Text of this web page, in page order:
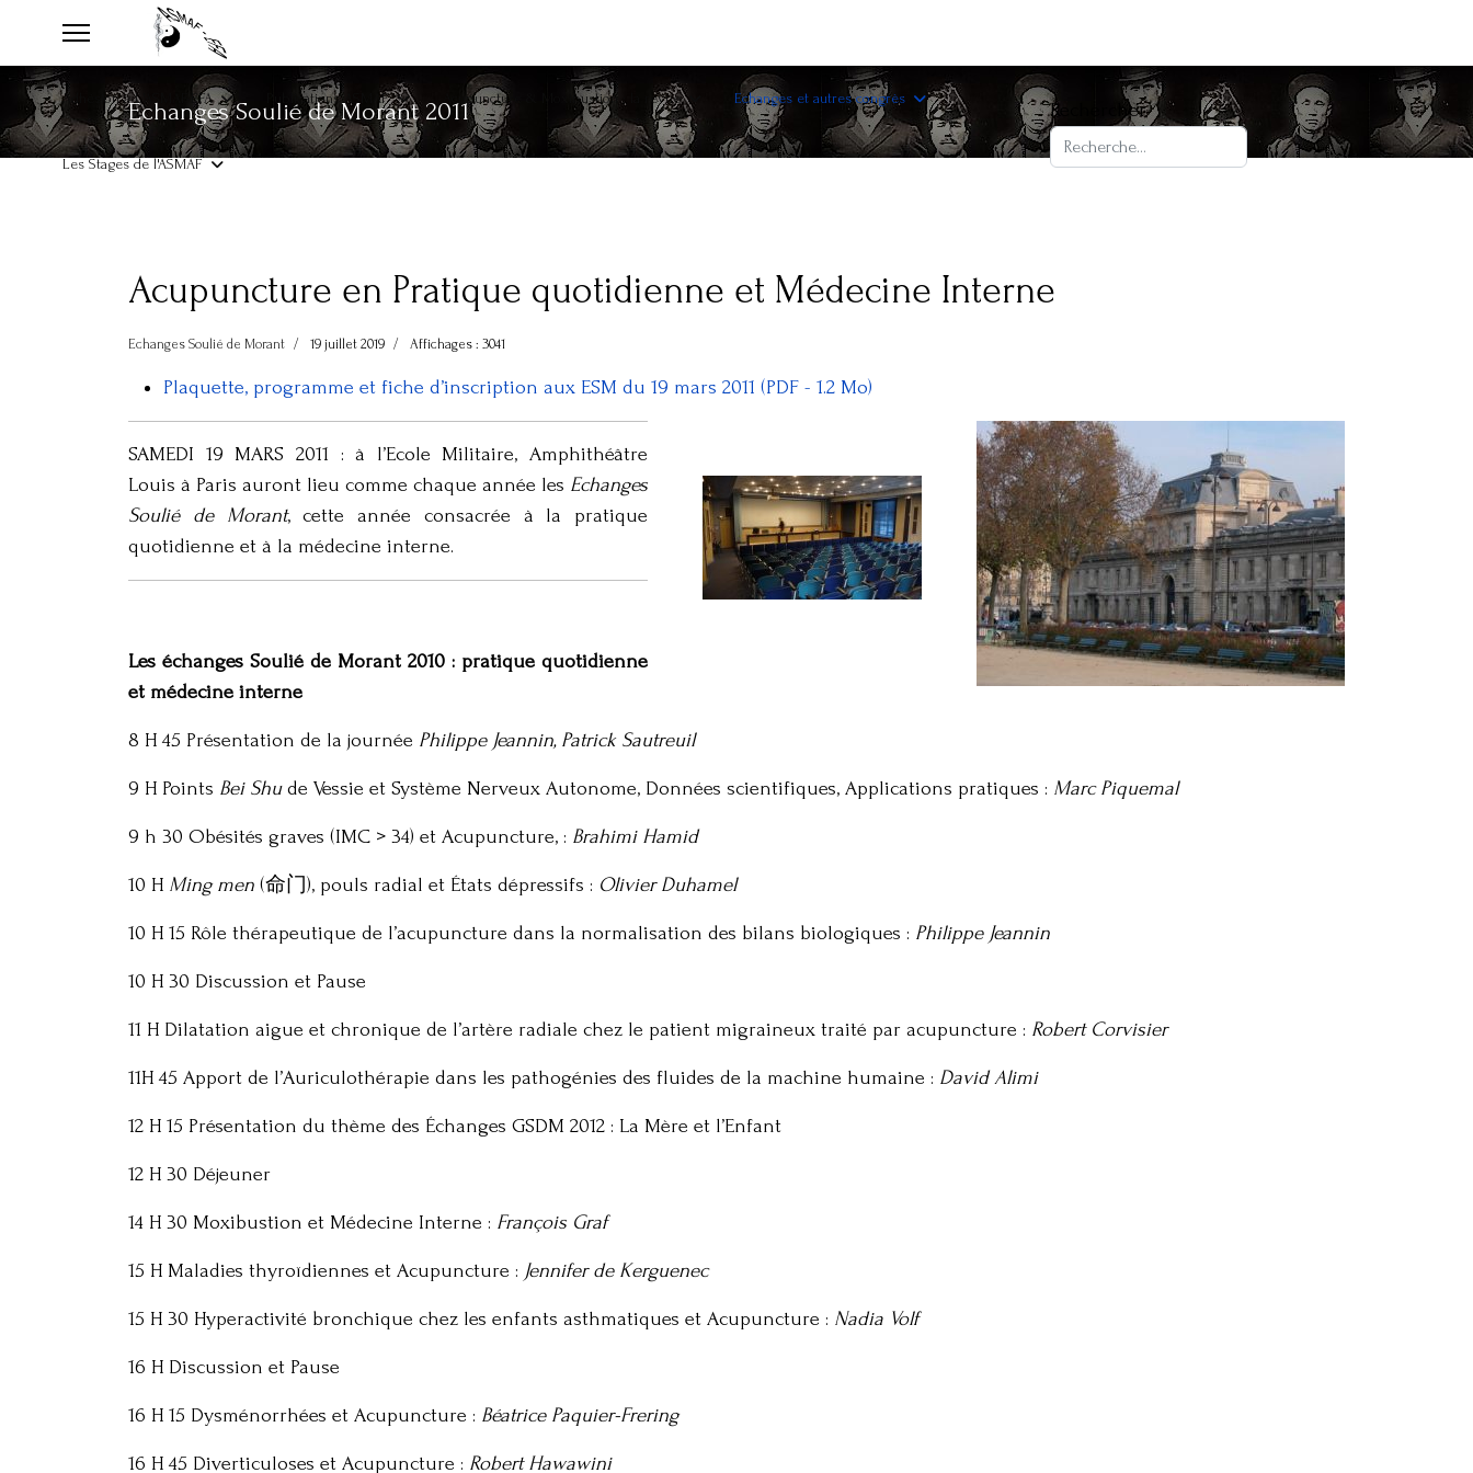
Adhésion à L'ASMAF-EFA Publications ASMAF Acupuncture & Moxibustion : la revue Echanges et autres congrès
Les Stages de l'ASMAF
Rechercher
Echanges Soulié de Morant 2011
Acupuncture en Pratique quotidienne et Médecine Interne
Echanges Soulié de Morant 19 juillet 2019 Affichages : 3041
Plaquette, programme et fiche d’inscription aux ESM du 19 mars 2011 (PDF - 1.2 Mo)
SAMEDI 19 MARS 2011 : à l’Ecole Militaire, Amphithéâtre
Louis à Paris auront lieu comme chaque année les Echanges
Soulié de Morant, cette année consacrée à la pratique
quotidienne et à la médecine interne.
Les échanges Soulié de Morant 2010 : pratique quotidienne
et médecine interne
8 H 45 Présentation de la journée Philippe Jeannin, Patrick Sautreuil
9 H Points Bei Shude Vessie et Système Nerveux Autonome, Données scientifiques, Applications pratiques : Marc Piquemal
9 h 30 Obésités graves (IMC > 34) et Acupuncture, : Brahimi Hamid
10 H Ming men (命门), pouls radial et États dépressifs : Olivier Duhamel
10 H 15 Rôle thérapeutique de l’acupuncture dans la normalisation des bilans biologiques : Philippe Jeannin
10 H 30 Discussion et Pause
11 H Dilatation aigue et chronique de l’artère radiale chez le patient migraineux traité par acupuncture : Robert Corvisier
11H 45 Apport de l’Auriculothérapie dans les pathogénies des fluides de la machine humaine : David Alimi
12 H 15 Présentation du thème des Échanges GSDM 2012 : La Mère et l’Enfant
12 H 30 Déjeuner
14 H 30 Moxibustion et Médecine Interne : François Graf
15 H Maladies thyroïdiennes et Acupuncture : Jennifer de Kerguenec
15 H 30 Hyperactivité bronchique chez les enfants asthmatiques et Acupuncture : Nadia Volf
16 H Discussion et Pause
16 H 15 Dysménorrhées et Acupuncture : Béatrice Paquier-Frering
16 H 45 Diverticuloses et Acupuncture : Robert Hawawini